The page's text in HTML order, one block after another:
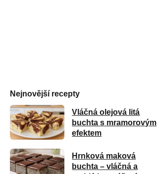
Nejnovější recepty
Vláčná olejová litá
buchta s mramorovým
efektem
Hrnková maková
buchta – vláčná a